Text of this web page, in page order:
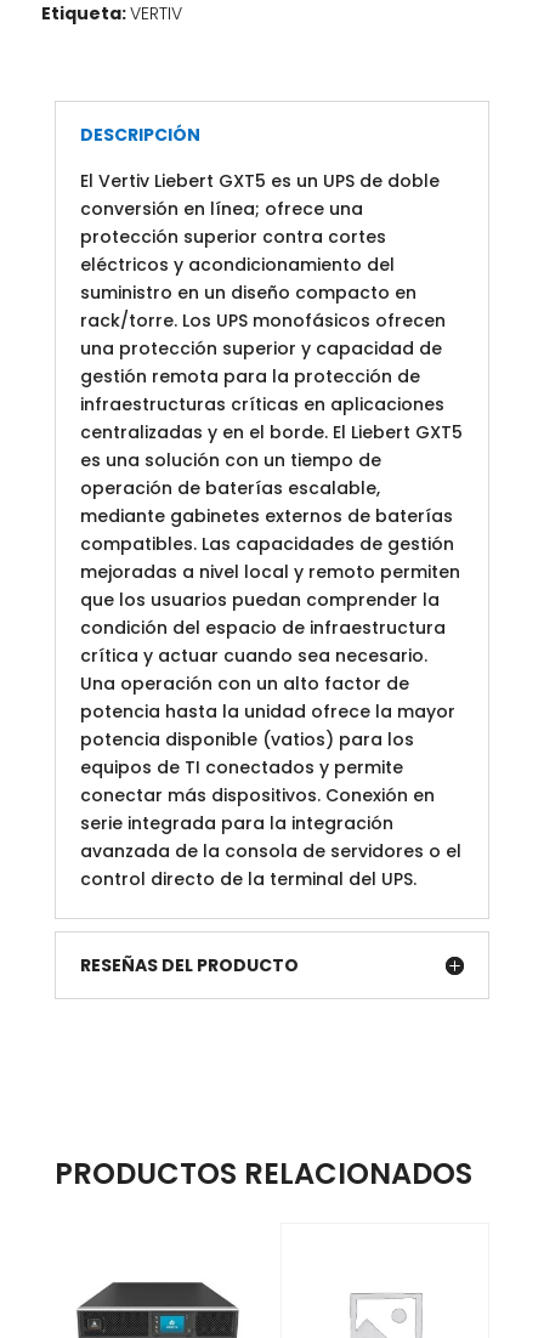
Etiqueta:VERTIV
DESCRIPCIÓN
El Vertiv Liebert GXT5 es un UPS de doble
conversión en línea; ofrece una
protección superior contra cortes
eléctricos y acondicionamiento del
suministro en un diseño compacto en
rack/torre. Los UPS monofásicos ofrecen
una protección superior y capacidad de
gestión remota para la protección de
infraestructuras críticas en aplicaciones
centralizadas y en el borde. El Liebert GXT5
es una solución con un tiempo de
operación de baterías escalable,
mediante gabinetes externos de baterías
compatibles. Las capacidades de gestión
mejoradas a nivel local y remoto permiten
que los usuarios puedan comprender la
condición del espacio de infraestructura
crítica y actuar cuando sea necesario.
Una operación con un alto factor de
potencia hasta la unidad ofrece la mayor
potencia disponible (vatios) para los
equipos de TI conectados y permite
conectar más dispositivos. Conexión en
serie integrada para la integración
avanzada de la consola de servidores o el
control directo de la terminal del UPS.
RESEÑAS DEL PRODUCTO
PRODUCTOS RELACIONADOS